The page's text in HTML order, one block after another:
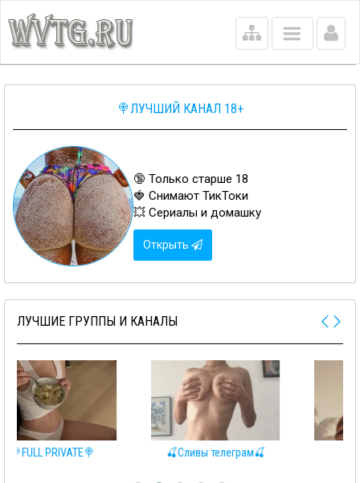
Main
menu
🍭ЛУЧШИЙ КАНАЛ 18+
🔞 Только старше 18
🍓 Снимают ТикТоки
💥 Сериалы и домашку
Открыть
ЛУЧШИЕ ГРУППЫ И КАНАЛЫ
🍒Сливы телеграм🍒 ♂️RELAX♀️